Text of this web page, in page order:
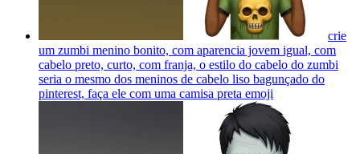
crie
um zumbi menino bonito, com aparencia jovem igual, com
cabelo preto, curto, com franja, o estilo do cabelo do zumbi
seria o mesmo dos meninos de cabelo liso bagunçado do
pinterest, faça ele com uma camisa preta emoji